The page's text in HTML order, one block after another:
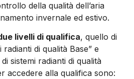
della qualità dell’aria
invernale ed estivo.
livelli di qualifica, quello di
di qualità Base” e
sistemi radianti di qualità
accedere alla qualifica sono: